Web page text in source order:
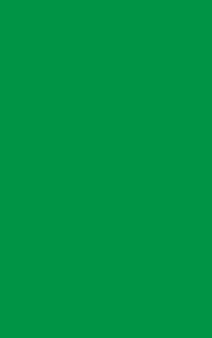
यस्तो
उद्घोष झन